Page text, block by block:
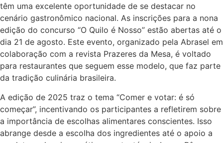
têm uma excelente oportunidade de se destacar no
cenário gastronômico nacional. As inscrições para a nona
edição do concurso “O Quilo é Nosso” estão abertas até o
dia 21 de agosto. Este evento, organizado pela Abrasel em
colaboração com a revista Prazeres da Mesa, é voltado
para restaurantes que seguem esse modelo, que faz parte
da tradição culinária brasileira.
A edição de 2025 traz o tema “Comer e votar: é só
começar”, incentivando os participantes a refletirem sobre
a importância de escolhas alimentares conscientes. Isso
abrange desde a escolha dos ingredientes até o apoio a